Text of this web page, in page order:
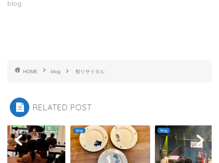
blog
HOME blog 初リサイタル
RELATED POST
blog blog